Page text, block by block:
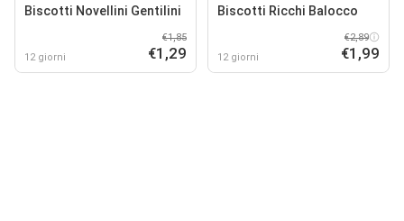
Biscotti Novellini Gentilini
12 giorni
€1,85
€1,29
Biscotti Ricchi Balocco
12 giorni
€2,89
€1,99